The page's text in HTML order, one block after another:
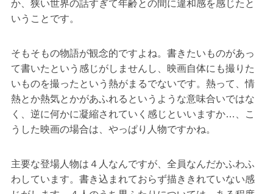
か、狭い世界の話すぎて年齢との間に違和感を感じたと
いうことです。
そもそもの物語が観念的ですよね。書きたいものがあっ
て書いたという感じがしませんし、映画自体にも撮りた
いものを撮ったという熱がまるでないです。熱って、情
熱とか熱気とかがあふれるというような意味合いではな
く、逆に何かに凝縮されていく感じといいますか…、こ
うした映画の場合は、やっぱり人物ですかね。
主要な登場人物は４人なんですが、全員なんだかふわふ
わしています。書き込まれておらず描ききれていない感